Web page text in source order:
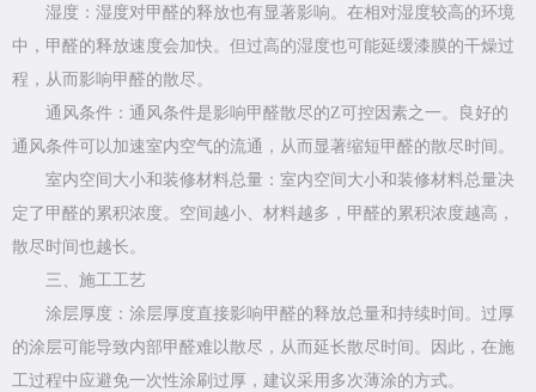
湿度：湿度对甲醛的释放也有显著影响。在相对湿度较高的环境
中，甲醛的释放速度会加快。但过高的湿度也可能延缓漆膜的干燥过
程，从而影响甲醛的散尽。
通风条件：通风条件是影响甲醛散尽的Z可控因素之一。良好的
通风条件可以加速室内空气的流通，从而显著缩短甲醛的散尽时间。
室内空间大小和装修材料总量：室内空间大小和装修材料总量决
定了甲醛的累积浓度。空间越小、材料越多，甲醛的累积浓度越高，
散尽时间也越长。
三、施工工艺
涂层厚度：涂层厚度直接影响甲醛的释放总量和持续时间。过厚
的涂层可能导致内部甲醛难以散尽，从而延长散尽时间。因此，在施
工过程中应避免一次性涂刷过厚，建议采用多次薄涂的方式。